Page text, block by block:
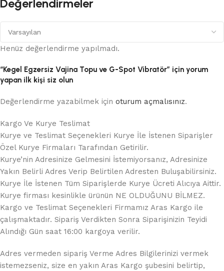
Değerlendirmeler
Henüz değerlendirme yapılmadı.
“Kegel Egzersiz Vajina Topu ve G-Spot Vibratör” için yorum
yapan ilk kişi siz olun
Değerlendirme yazabilmek için oturum açmalısınız.
Kargo Ve Kurye Teslimat
Kurye ve Teslimat Seçenekleri Kurye İle İstenen Siparişler
Özel Kurye Firmaları Tarafından Getirilir.
Kurye’nin Adresinize Gelmesini İstemiyorsanız, Adresinize
Yakın Belirli Adres Verip Belirtilen Adresten Buluşabilirsiniz.
Kurye İle İstenen Tüm Siparişlerde Kurye Ücreti Alıcıya Aittir.
Kurye firması kesinlikle ürünün NE OLDUĞUNU BİLMEZ.
Kargo ve Teslimat Seçenekleri Firmamız Aras Kargo ile
çalışmaktadır. Sipariş Verdikten Sonra Siparişinizin Teyidi
Alındığı Gün saat 16:00 kargoya verilir.
Adres vermeden sipariş Verme Adres Bilgilerinizi vermek
istemezseniz, size en yakın Aras Kargo şubesini belirtip,